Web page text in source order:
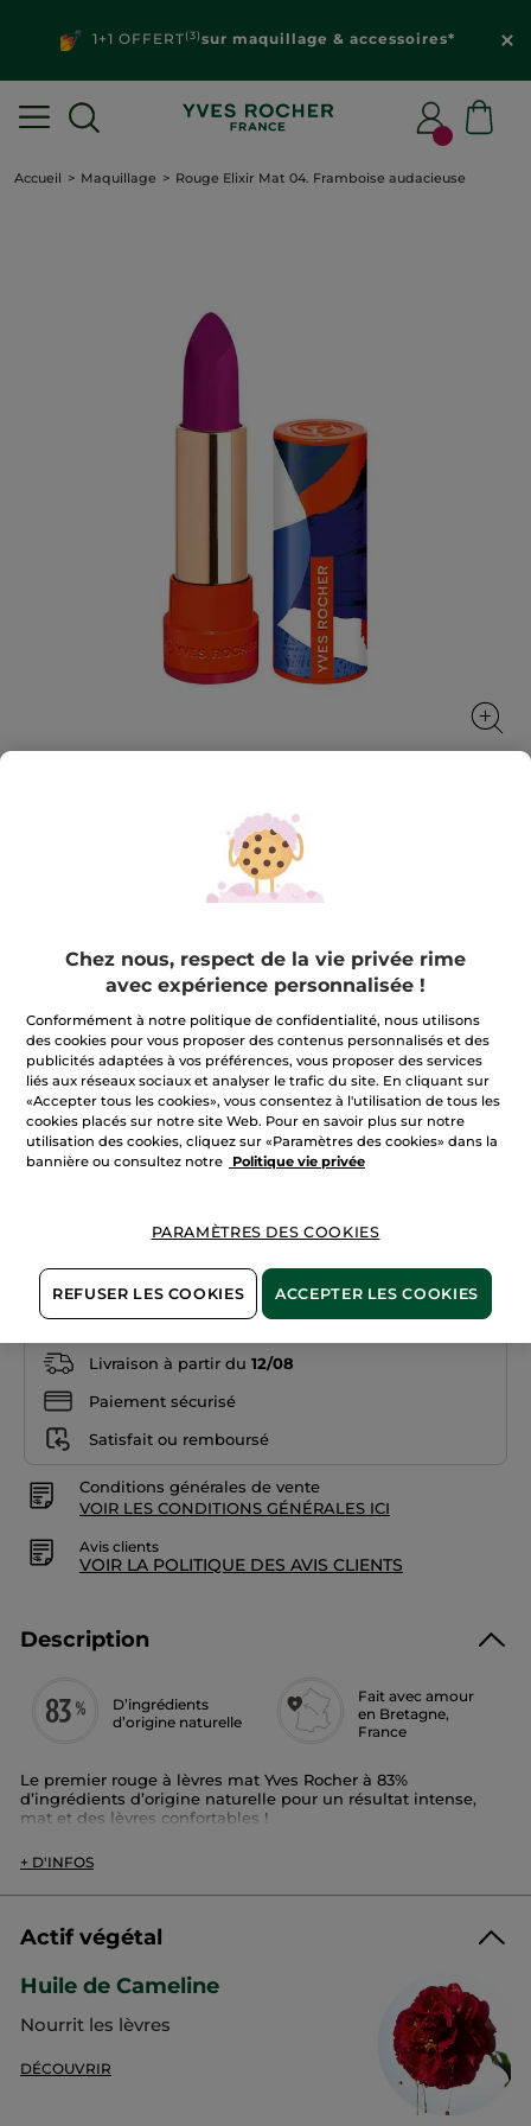
1+1 OFFERT(3)sur maquillage & accessoires*
Accueil Maquillage Rouge Elixir Mat 04. Framboise audacieuse
Rouge Elixir Mat 04. Framboise
audacieuse
confort et soin.
3.7 g
★★★★★
★★★★★
3.9
sur
5
Lire
les
avis
sur
Rouge
Elixir
enthousiaste
23,90 €
04. Framboise audacieuse
AJOUTER AU PANIER
Livraison à partir du 12/08
Paiement sécurisé
Satisfait ou remboursé
Conditions générales de vente
VOIR LES CONDITIONS GÉNÉRALES ICI
Avis clients
VOIR LA POLITIQUE DES AVIS CLIENTS
Description
D’ingrédients
d’origine naturelle
Fait avec amour
en Bretagne,
France
Le premier rouge à lèvres mat Yves Rocher à 83%
d’ingrédients d’origine naturelle pour un résultat intense,
mat et des lèvres confortables !
Disponible en 12 teintes.
Son + :
Enrichie en huile de camélia, sa formule offre un fini mat
impactant qui reste confortable toute la journée (jusqu’à 8
Un résultat ultra pigmenté et mat, qui ne dessèche pas vos
90%** des femmes déclarent que la couvrance est parfaite.
82%** des femmes déclarent que le Rouge Elixir Mat
+ D'INFOS
Actif végétal
Huile de Cameline
Nourrit les lèvres
DÉCOUVRIR
Chez nous, respect de la vie privée rime
avec expérience personnalisée !
Conformément à notre politique de confidentialité, nous utilisons
des cookies pour vous proposer des contenus personnalisés et des
publicités adaptées à vos préférences, vous proposer des services
liés aux réseaux sociaux et analyser le trafic du site. En cliquant sur
«Accepter tous les cookies», vous consentez à l'utilisation de tous les
cookies placés sur notre site Web. Pour en savoir plus sur notre
utilisation des cookies, cliquez sur «Paramètres des cookies» dans la
bannière ou consultez notre
Politique vie privée
PARAMÈTRES DES COOKIES
REFUSER LES COOKIES ACCEPTER LES COOKIES